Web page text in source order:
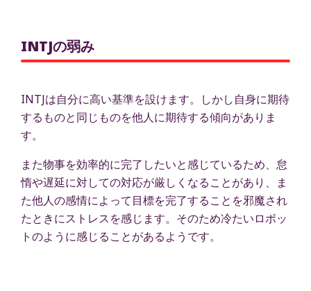
INTJの弱み
INTJは自分に高い基準を設けます。しかし自身に期待
するものと同じものを他人に期待する傾向がありま
す。
また物事を効率的に完了したいと感じているため、怠
惰や遅延に対しての対応が厳しくなることがあり、ま
た他人の感情によって目標を完了することを邪魔され
たときにストレスを感じます。そのため冷たいロボッ
トのように感じることがあるようです。